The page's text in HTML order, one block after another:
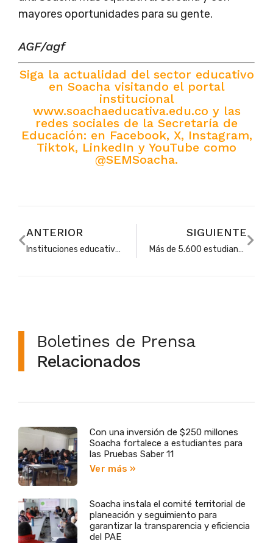
mayores oportunidades para su gente.
AGF/agf
Siga la actualidad del sector educativo
en Soacha visitando el portal
institucional
www.soachaeducativa.edu.co y las
redes sociales de la Secretaría de
Educación: en Facebook, X, Instagram,
Tiktok, LinkedIn y YouTube como
@SEMSoacha.
ANTERIOR
Instituciones educativas privadas eligen a su representante ante la Junta Municipal de Educación
SIGUIENTE
Más de 5.600 estudiantes beneficiados con acciones de seguridad en entornos escolares de Soacha
Boletines de Prensa
Relacionados
Con una inversión de $250 millones
Soacha fortalece a estudiantes para
las Pruebas Saber 11
Ver más »
Soacha instala el comité territorial de
planeación y seguimiento para
garantizar la transparencia y eficiencia
del PAE